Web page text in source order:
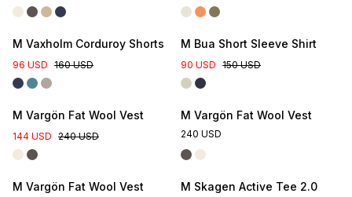
M Vaxholm Corduroy Shorts
96 USD 160 USD
M Bua Short Sleeve Shirt
90 USD 150 USD
M Vargön Fat Wool Vest
144 USD 240 USD
M Vargön Fat Wool Vest
240 USD
M Vargön Fat Wool Vest M Skagen Active Tee 2.0